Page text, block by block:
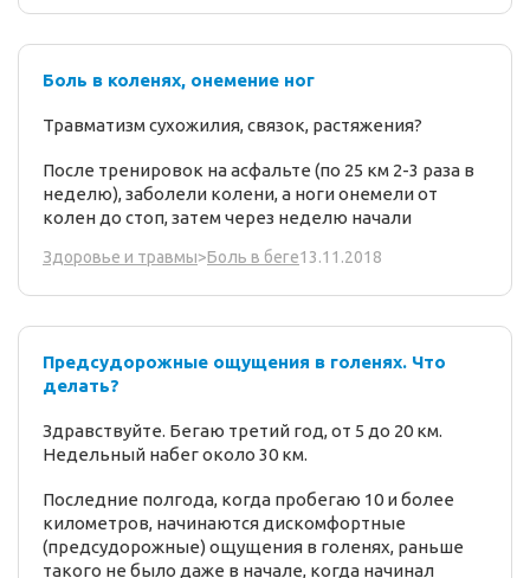
Боль в коленях, онемение ног
Травматизм сухожилия, связок, растяжения?
После тренировок на асфальте (по 25 км 2-3 раза в
неделю), заболели колени, а ноги онемели от
колен до стоп, затем через неделю начали
Здоровье и травмы>Боль в беге13.11.2018
Предсудорожные ощущения в голенях. Что
делать?
Здравствуйте. Бегаю третий год, от 5 до 20 км.
Недельный набег около 30 км.
Последние полгода, когда пробегаю 10 и более
километров, начинаются дискомфортные
(предсудорожные) ощущения в голенях, раньше
такого не было даже в начале, когда начинал